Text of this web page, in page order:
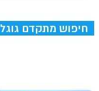
חיפוש מתקדם גוגל